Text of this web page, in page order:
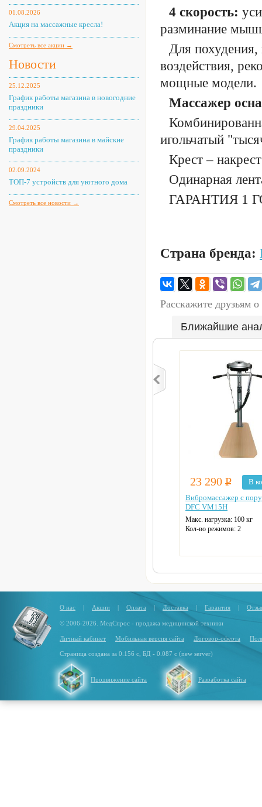
01.08.2026
Акция на массажные кресла!
Смотреть все акции →
Новости
25.12.2025
График работы магазина в новогодние
праздники
29.04.2025
График работы магазина в майские
праздники
02.09.2024
ТОП-7 устройств для уютного дома
Смотреть все новости →
4 скорость:
разминание
Для похудения,
воздействия,
мощные модели.
Массажер
игольчатый
Крест –
Одинарная
ГАРАНТИЯ 1
Страна бренда:
Расскажите друзьям
Ближайшие
23 290 Р
В
Вибромассажер с
DFC VM15H
Макс. нагрузка: 100 кг
Кол-во режимов: 2
О нас | Акции | Оплата | Доставка | Гарантия |
© 2006-2026. МедСпрос - продажа медицинской техники
Личный кабинет Мобильная версия сайта Договор-оферта
Страница создана за 0.156 с, БД - 0.087 с (new server)
Продвижение сайта Разработка сайта